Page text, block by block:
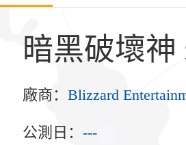
暗黑破壞神
廠商： Blizzard
公測日： ---